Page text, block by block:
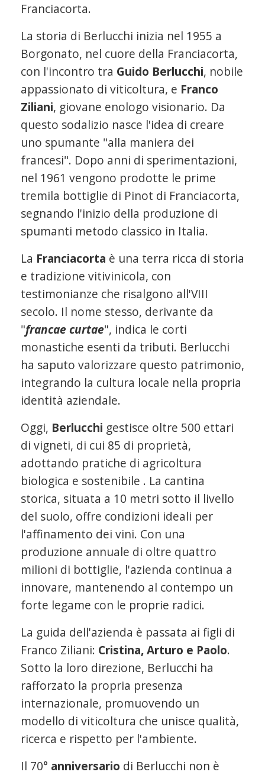
Franciacorta.
La storia di Berlucchi inizia nel 1955 a
Borgonato, nel cuore della Franciacorta,
con l'incontro tra Guido Berlucchi, nobile
appassionato di viticoltura, e Franco
Ziliani, giovane enologo visionario. Da
questo sodalizio nasce l'idea di creare
uno spumante "alla maniera dei
francesi". Dopo anni di sperimentazioni,
nel 1961 vengono prodotte le prime
tremila bottiglie di Pinot di Franciacorta,
segnando l'inizio della produzione di
spumanti metodo classico in Italia.
La Franciacorta è una terra ricca di storia
e tradizione vitivinicola, con
testimonianze che risalgono all'VIII
secolo. Il nome stesso, derivante da
"francae curtae", indica le corti
monastiche esenti da tributi. Berlucchi
ha saputo valorizzare questo patrimonio,
integrando la cultura locale nella propria
identità aziendale.
Oggi, Berlucchi gestisce oltre 500 ettari
di vigneti, di cui 85 di proprietà,
adottando pratiche di agricoltura
biologica e sostenibile . La cantina
storica, situata a 10 metri sotto il livello
del suolo, offre condizioni ideali per
l'affinamento dei vini. Con una
produzione annuale di oltre quattro
milioni di bottiglie, l'azienda continua a
innovare, mantenendo al contempo un
forte legame con le proprie radici.
La guida dell'azienda è passata ai figli di
Franco Ziliani: Cristina, Arturo e Paolo.
Sotto la loro direzione, Berlucchi ha
rafforzato la propria presenza
internazionale, promuovendo un
modello di viticoltura che unisce qualità,
ricerca e rispetto per l'ambiente.
Il 70° anniversario di Berlucchi non è